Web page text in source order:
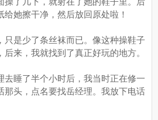
她擦干净，然后放回原处啦！
是少了条丝袜而已。像这种操鞋子
来，我就找到了真正好玩的地方。
睡了半个小时后，我当时正在修一
那头，点名要找岳经理。我放下电话